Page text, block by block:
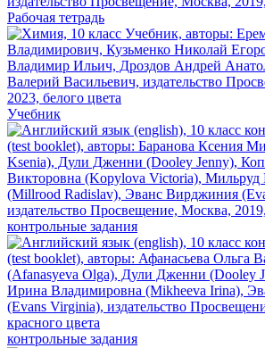
Рабочая тетрадь
Учебник
контрольные задания
контрольные задания